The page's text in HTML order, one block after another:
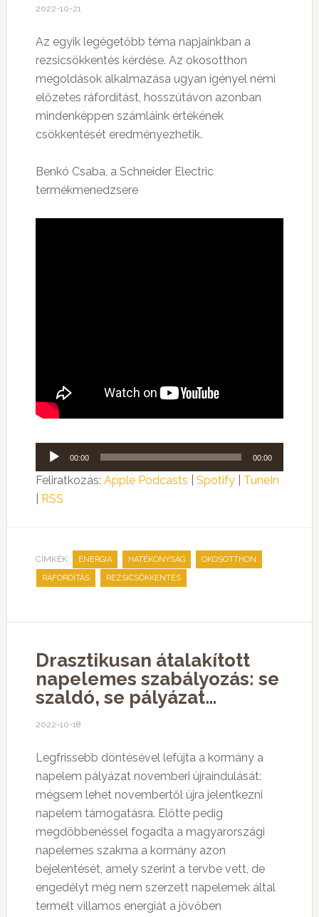
2022-10-21
Az egyik legégetőbb téma napjainkban a
rezsicsökkentés kérdése. Az okosotthon
megoldások alkalmazása ugyan igényel némi
előzetes ráfordítást, hosszútávon azonban
mindenképpen számláink értékének
csökkentését eredményezhetik.
Benkó Csaba, a Schneider Electric
termékmenedzsere
Audió
lejátszó
00:00 00:00
Feliratkozás: Apple Podcasts Spotify| TuneIn
RSS
CÍMKÉK: ENERGIA , HATÉKONYSÁG , OKOSOTTHON ,
RÁFORDÍTÁS , REZSICSÖKKENTÉS
Drasztikusan átalakított
napelemes szabályozás: se
szaldó, se pályázat…
2022-10-18
Legfrissebb döntésével lefújta a kormány a
napelem pályázat novemberi újraindulását:
mégsem lehet novembertől újra jelentkezni
napelem támogatásra. Előtte pedig
megdöbbenéssel fogadta a magyarországi
napelemes szakma a kormány azon
bejelentését, amely szerint a tervbe vett, de
engedélyt még nem szerzett napelemek által
termelt villamos energiát a jövőben